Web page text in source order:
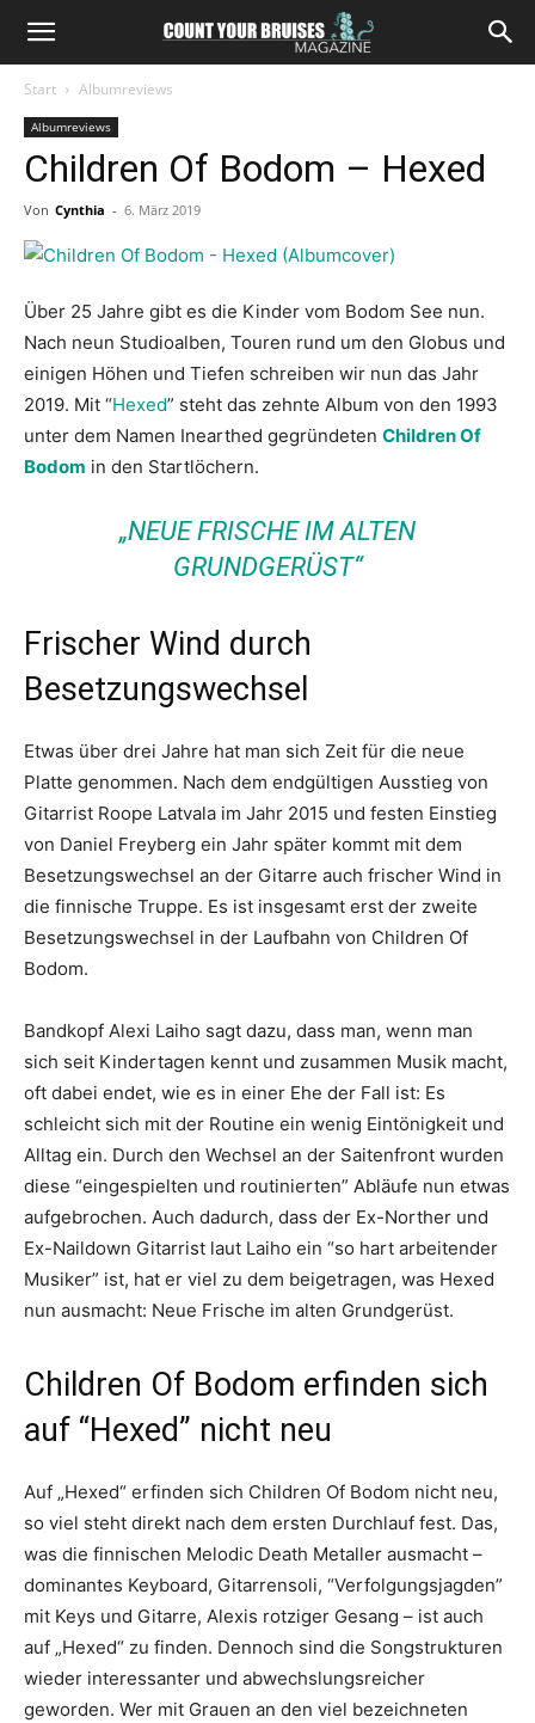
Start Albumreviews
Albumreviews
Children Of Bodom – Hexed
Von Cynthia - 6. März 2019
Über 25 Jahre gibt es die Kinder vom Bodom See nun.
Nach neun Studioalben, Touren rund um den Globus und
einigen Höhen und Tiefen schreiben wir nun das Jahr
2019. Mit “Hexed” steht das zehnte Album von den 1993
unter dem Namen Inearthed gegründeten Children Of
Bodom in den Startlöchern.
„NEUE FRISCHE IM ALTEN
GRUNDGERÜST“
Frischer Wind durch
Besetzungswechsel
Etwas über drei Jahre hat man sich Zeit für die neue
Platte genommen. Nach dem endgültigen Ausstieg von
Gitarrist Roope Latvala im Jahr 2015 und festen Einstieg
von Daniel Freyberg ein Jahr später kommt mit dem
Besetzungswechsel an der Gitarre auch frischer Wind in
die finnische Truppe. Es ist insgesamt erst der zweite
Besetzungswechsel in der Laufbahn von Children Of
Bodom.
Bandkopf Alexi Laiho sagt dazu, dass man, wenn man
sich seit Kindertagen kennt und zusammen Musik macht,
oft dabei endet, wie es in einer Ehe der Fall ist: Es
schleicht sich mit der Routine ein wenig Eintönigkeit und
Alltag ein. Durch den Wechsel an der Saitenfront wurden
diese “eingespielten und routinierten” Abläufe nun etwas
aufgebrochen. Auch dadurch, dass der Ex-Norther und
Ex-Naildown Gitarrist laut Laiho ein “so hart arbeitender
Musiker” ist, hat er viel zu dem beigetragen, was Hexed
nun ausmacht: Neue Frische im alten Grundgerüst.
Children Of Bodom erfinden sich
auf “Hexed” nicht neu
Auf „Hexed“ erfinden sich Children Of Bodom nicht neu,
so viel steht direkt nach dem ersten Durchlauf fest. Das,
was die finnischen Melodic Death Metaller ausmacht –
dominantes Keyboard, Gitarrensoli, “Verfolgungsjagden”
mit Keys und Gitarre, Alexis rotziger Gesang – ist auch
auf „Hexed“ zu finden. Dennoch sind die Songstrukturen
wieder interessanter und abwechslungsreicher
geworden. Wer mit Grauen an den viel bezeichneten